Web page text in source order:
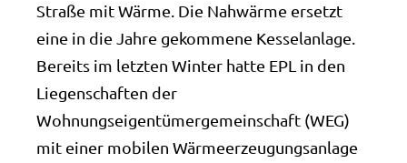
Straße mit Wärme. Die Nahwärme ersetzt
eine in die Jahre gekommene Kesselanlage.
Bereits im letzten Winter hatte EPL in den
Liegenschaften der
Wohnungseigentümergemeinschaft (WEG)
mit einer mobilen Wärmeerzeugungsanlage